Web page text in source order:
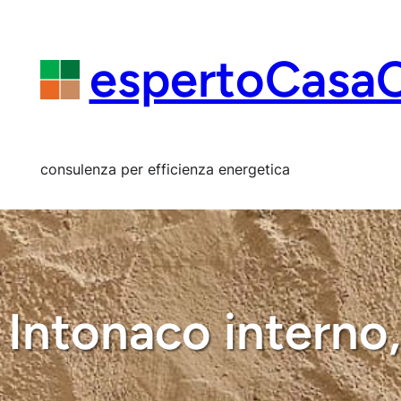
consulenza per efficienza energetica
Intonaco